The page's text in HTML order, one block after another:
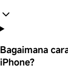
Bagaimana
iPhone?